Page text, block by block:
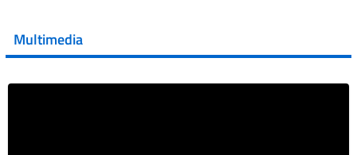
Vai al post →
Multimedia